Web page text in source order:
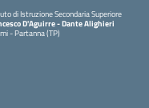
di Istruzione Secondaria Superiore
D'Aguirre - Dante Alighieri
- Partanna (TP)